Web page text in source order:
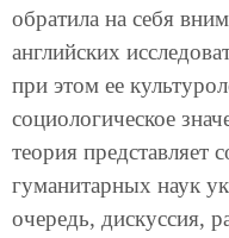
обратила на себя
английских
при этом ее
социологическое
теория представляет
гуманитарных наук
очередь, дискуссия,